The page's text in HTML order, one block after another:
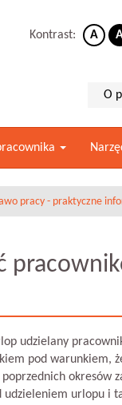
Kontrast: A
O
pracy - praktyczne
udzielany
pod warunkiem,
okresów
urlopu i